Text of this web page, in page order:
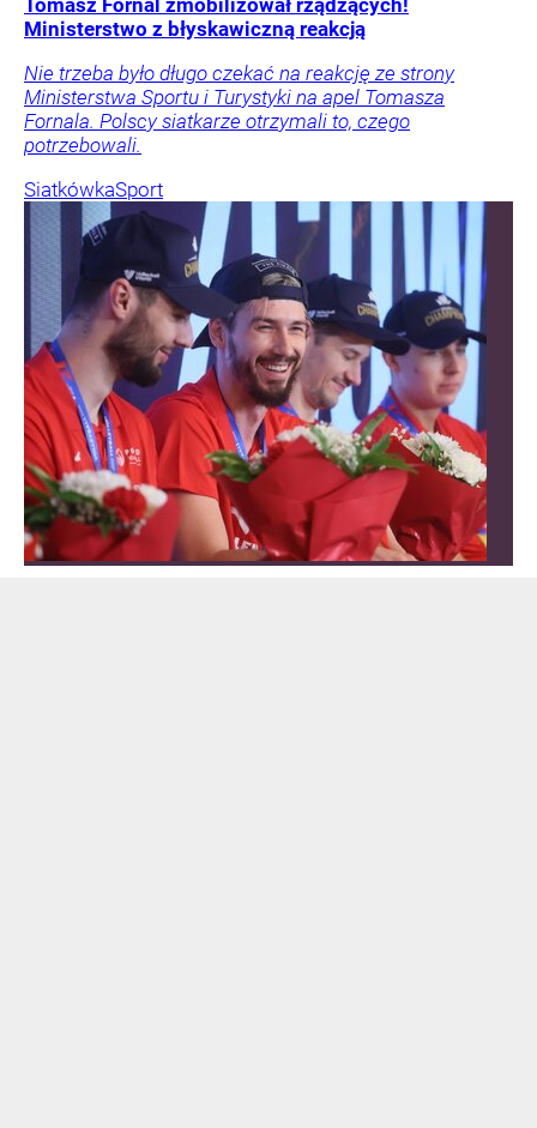
Tomasz Fornal zmobilizował rządzących!
Ministerstwo z błyskawiczną reakcją
Nie trzeba było długo czekać na reakcję ze strony
Ministerstwa Sportu i Turystyki na apel Tomasza
Fornala. Polscy siatkarze otrzymali to, czego
potrzebowali.
SiatkówkaSport